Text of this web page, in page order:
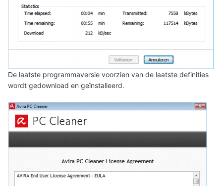
De laatste programmaversie voorzien van de laatste definities
wordt gedownload en geïnstalleerd.